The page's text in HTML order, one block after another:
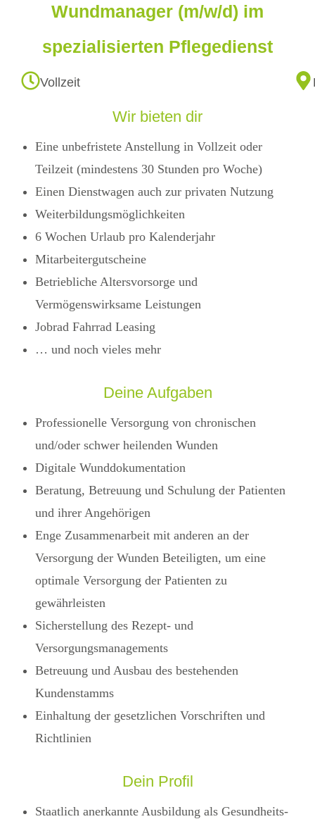
Wundmanager (m/w/d) im
spezialisierten Pflegedienst
Vollzeit
Wir bieten dir
Eine unbefristete Anstellung in Vollzeit oder
Teilzeit (mindestens 30 Stunden pro Woche)
Einen Dienstwagen auch zur privaten Nutzung
Weiterbildungsmöglichkeiten
6 Wochen Urlaub pro Kalenderjahr
Mitarbeitergutscheine
Betriebliche Altersvorsorge und
Vermögenswirksame Leistungen
Jobrad Fahrrad Leasing
… und noch vieles mehr
Deine Aufgaben
Professionelle Versorgung von chronischen
und/oder schwer heilenden Wunden
Digitale Wunddokumentation
Beratung, Betreuung und Schulung der Patienten
und ihrer Angehörigen
Enge Zusammenarbeit mit anderen an der
Versorgung der Wunden Beteiligten, um eine
optimale Versorgung der Patienten zu
gewährleisten
Sicherstellung des Rezept- und
Versorgungsmanagements
Betreuung und Ausbau des bestehenden
Kundenstamms
Einhaltung der gesetzlichen Vorschriften und
Richtlinien
Dein Profil
Staatlich anerkannte Ausbildung als Gesundheits-